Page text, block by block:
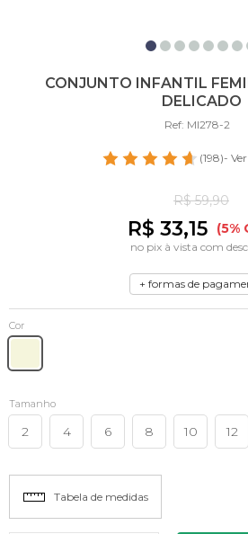
CONJUNTO INFANTIL
DELICADO
Ref: MI278-2
(198)-
R$ 59,90
R$ 33,15 (5%
no pix à vista com
+ formas de
Cor
Tamanho
2 4 6 8 10 12
Tabela de medidas